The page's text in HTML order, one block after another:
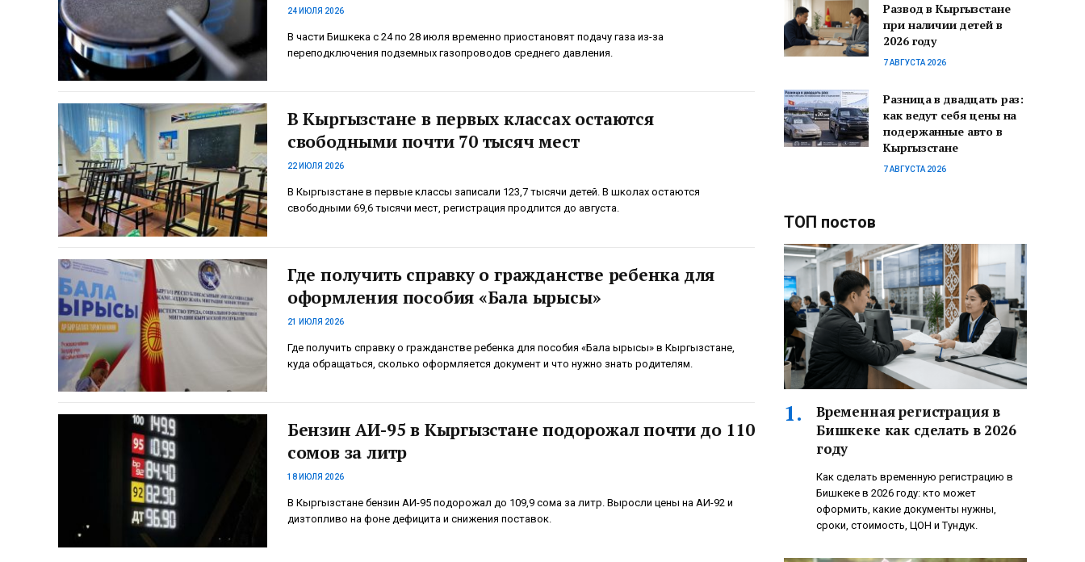
24 ИЮЛЯ 2026
В части Бишкека с 24 по 28 июля временно приостановят подачу газа из-за
переподключения подземных газопроводов среднего давления.
В Кыргызстане в первых классах остаются
свободными почти 70 тысяч мест
22 ИЮЛЯ 2026
В Кыргызстане в первые классы записали 123,7 тысячи детей. В школах остаются
свободными 69,6 тысячи мест, регистрация продлится до августа.
Где получить справку о гражданстве ребенка для
оформления пособия «Бала ырысы»
21 ИЮЛЯ 2026
Где получить справку о гражданстве ребенка для пособия «Бала ырысы» в Кыргызстане,
куда обращаться, сколько оформляется документ и что нужно знать родителям.
Бензин АИ-95 в Кыргызстане подорожал почти до 110
сомов за литр
18 ИЮЛЯ 2026
В Кыргызстане бензин АИ-95 подорожал до 109,9 сома за литр. Выросли цены на АИ-92 и
дизтопливо на фоне дефицита и снижения поставок.
Развод в Кыргызстане
при наличии детей в
2026 году
7 АВГУСТА 2026
Разница в двадцать раз:
как ведут себя цены на
подержанные авто в
Кыргызстане
7 АВГУСТА 2026
ТОП постов
Временная регистрация в
Бишкеке как сделать в 2026
году
Как сделать временную регистрацию в
Бишкеке в 2026 году: кто может
оформить, какие документы нужны,
сроки, стоимость, ЦОН и Тундук.